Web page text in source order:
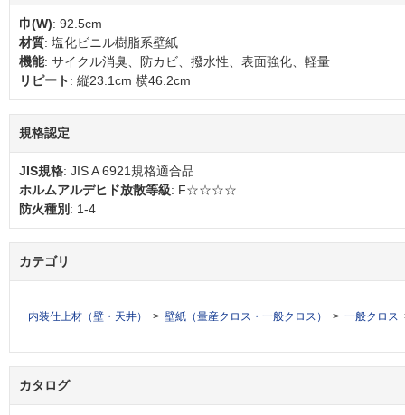
巾(W): 92.5cm
材質: 塩化ビニル樹脂系壁紙
機能: サイクル消臭、防カビ、撥水性、表面強化、軽量
リピート: 縦23.1cm 横46.2cm
規格認定
JIS規格: JIS A 6921規格適合品
ホルムアルデヒド放散等級: F☆☆☆☆
防火種別 : 1-4
カテゴリ
内装仕上材（壁・天井） 壁紙（量産クロス・一般クロス） 一般クロス
カタログ